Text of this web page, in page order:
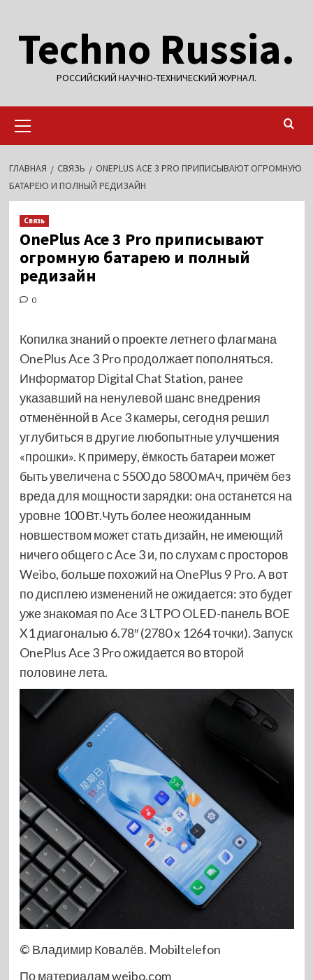
содержимому
Techno Russia.
РОССИЙСКИЙ НАУЧНО-ТЕХНИЧЕСКИЙ ЖУРНАЛ.
меню
ГЛАВНАЯ СВЯЗЬ
ONEPLUS ACE 3 PRO ПРИПИСЫВАЮТ ОГРОМНУЮ
БАТАРЕЮ И ПОЛНЫЙ РЕДИЗАЙН
Связь
OnePlus Ace 3 Pro приписывают
огромную батарею и полный
редизайн
0
Копилка знаний о проекте летнего флагмана
OnePlus Ace 3 Pro продолжает пополняться.
Информатор Digital Chat Station, ранее
указавший на ненулевой шанс внедрения
отменённой в Ace 3 камеры, сегодня решил
углубиться в другие любопытные улучшения
«прошки». К примеру, ёмкость батареи может
быть увеличена с 5500 до 5800 мАч, причём без
вреда для мощности зарядки: она останется на
уровне 100 Вт.Чуть более неожиданным
новшеством может стать дизайн, не имеющий
ничего общего с Ace 3 и, по слухам с просторов
Weibo, больше похожий на OnePlus 9 Pro. А вот
по дисплею изменений не ожидается: это будет
уже знакомая по Ace 3 LTPO OLED-панель BOE
X1 диагональю 6.78″ (2780 x 1264 точки). Запуск
OnePlus Ace 3 Pro ожидается во второй
половине лета.
© Владимир Ковалёв. Mobiltelefon
По материалам weibo.com